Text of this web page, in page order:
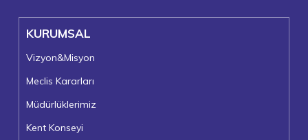
KURUMSAL
Vizyon&Misyon
Meclis Kararları
Müdürlüklerimiz
Kent Konseyi